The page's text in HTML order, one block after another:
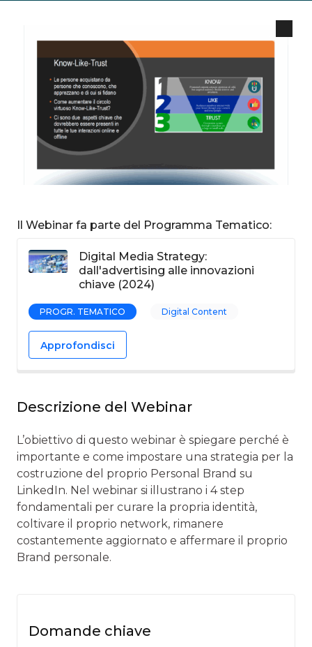
Il Webinar fa parte del Programma Tematico:
Digital Media Strategy:
dall'advertising alle innovazioni
chiave (2024)
PROGR. TEMATICO Digital Content
Approfondisci
Descrizione del Webinar
L’obiettivo di questo webinar è spiegare perché è
importante e come impostare una strategia per la
costruzione del proprio Personal Brand su
LinkedIn. Nel webinar si illustrano i 4 step
fondamentali per curare la propria identità,
coltivare il proprio network, rimanere
costantemente aggiornato e affermare il proprio
Brand personale.
Domande chiave